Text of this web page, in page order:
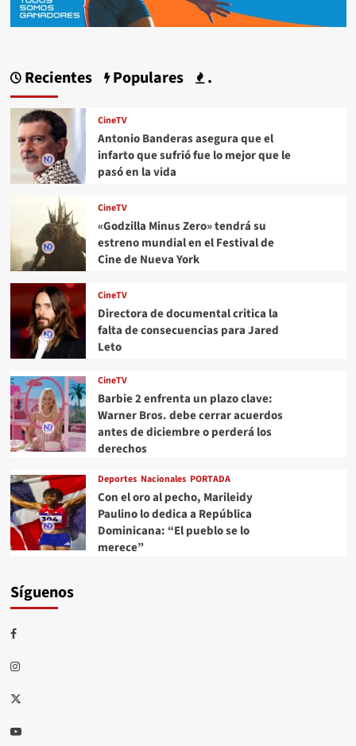
Recientes Populares .
CineTV
Antonio Banderas asegura que el
infarto que sufrió fue lo mejor que le
pasó en la vida
CineTV
«Godzilla Minus Zero» tendrá su
estreno mundial en el Festival de
Cine de Nueva York
CineTV
Directora de documental critica la
falta de consecuencias para Jared
Leto
CineTV
Barbie 2 enfrenta un plazo clave:
Warner Bros. debe cerrar acuerdos
antes de diciembre o perderá los
derechos
Deportes Nacionales PORTADA
Con el oro al pecho, Marileidy
Paulino lo dedica a República
Dominicana: “El pueblo se lo
merece”
Síguenos